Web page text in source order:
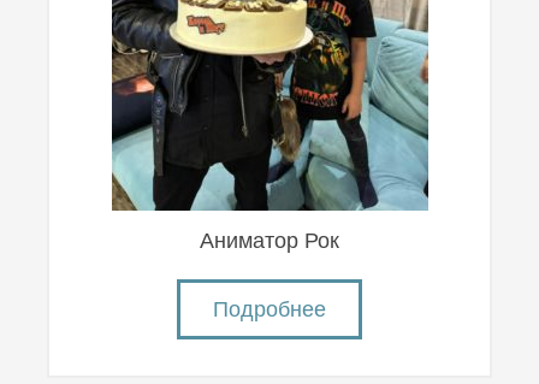
Аниматор Рок
Подробнее